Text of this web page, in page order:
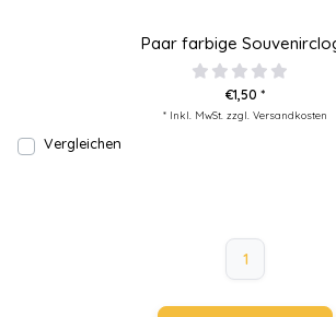
Paar farbige
€1,50 *
* Inkl. MwSt. zzgl. Versandkosten
Vergleichen
1